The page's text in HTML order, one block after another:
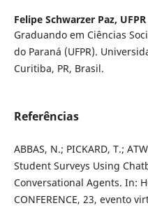
Felipe Schwarzer Paz, UFPR
Graduando em Ciências
do Paraná (UFPR).
Curitiba, PR, Brasil.
Referências
ABBAS, N.; PICKARD, T.;
Student Surveys Using
Conversational Agents. In:
CONFERENCE, 23, evento